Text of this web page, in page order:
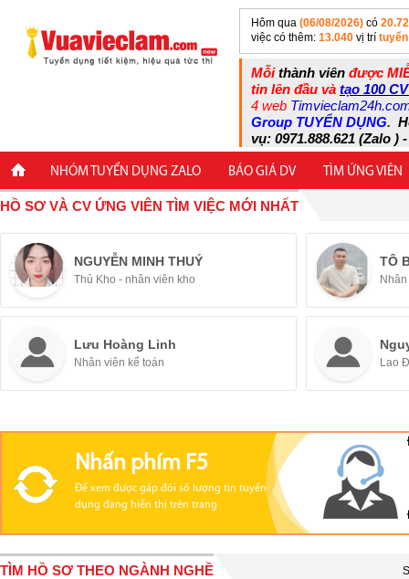
Hôm qua (06/08/2026) có
việc có thêm: 13.040 vị trí
Mỗithành viên được
tin lên đầu và tạo 100
4 web
Group TUYỂN DỤNG.
vụ: 0971.888.621 (Zalo )
NHÓM TUYỂN DỤNG ZALO BÁO GIÁ DV TÌM ỨNG VIÊN
HỒ SƠ VÀ CV ỨNG VIÊN TÌM VIỆC MỚI NHẤT
NGUYỄN MINH THUÝ
Thủ Kho - nhân viên kho
TÔ
Lưu Hoàng Linh
Nhân viên kế toán Lao
Nhấn phím F5
Để xem được gấp đôi số lượng tin tuyển
dụng đang hiển thị trên trang
TÌM HỒ SƠ THEO NGÀNH NGHỀ